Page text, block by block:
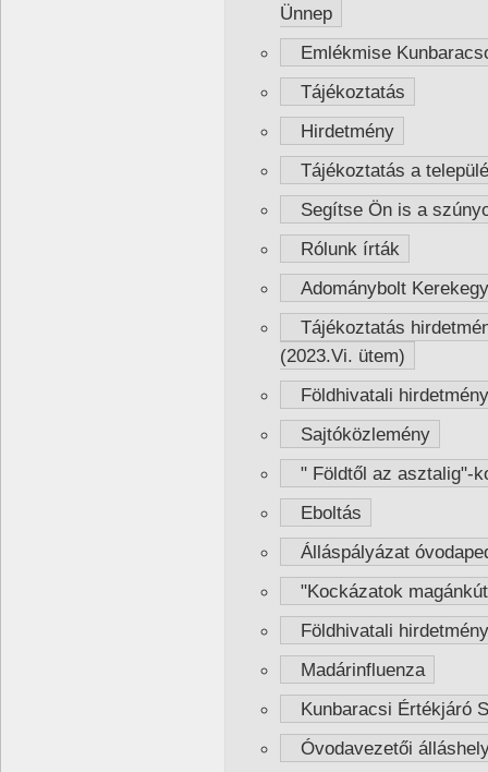
Ünnep
Emlékmise
Tájékoztatás
Hirdetmény
Tájékoztatás a
Segítse Ön is a
Rólunk írták
Adománybolt
Tájékoztatás
(2023.Vi. ütem)
Földhivatali
Sajtóközlemény
" Földtől az asztalig"-
Eboltás
Álláspályázat
"Kockázatok
Földhivatali
Madárinfluenza
Kunbaracsi Értékjáró
Óvodavezetői